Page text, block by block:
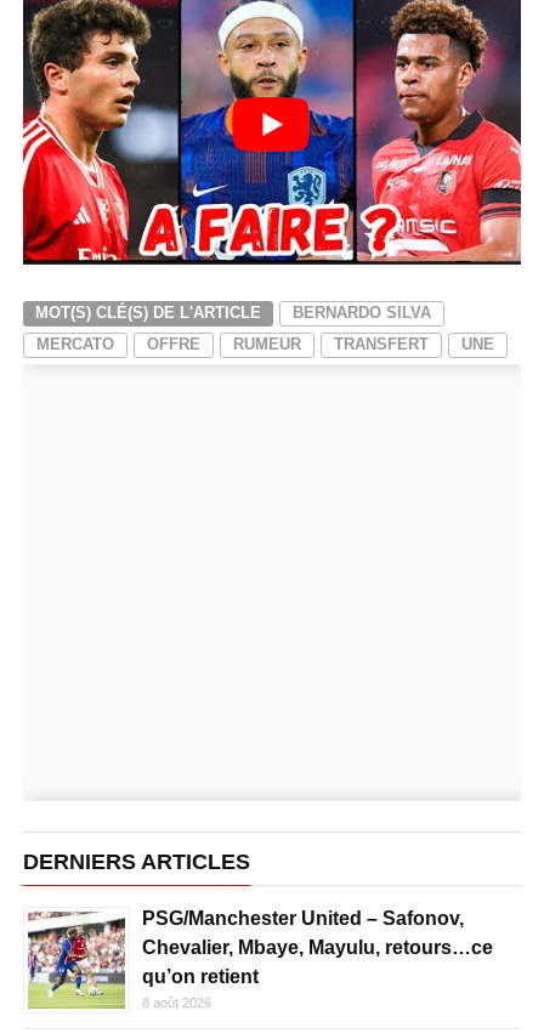
MOT(S) CLÉ(S) DE L'ARTICLE
BERNARDO SILVA
MERCATO
OFFRE RUMEUR TRANSFERT UNE
DERNIERS ARTICLES
PSG/Manchester United – Safonov,
Chevalier, Mbaye, Mayulu, retours…ce
qu’on retient
8 août 2026